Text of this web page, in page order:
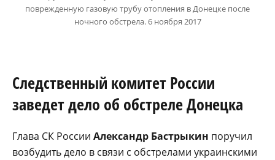
поврежденную газовую трубу отопления в Донецке после
ночного обстрела. 6 ноября 2017
Следственный комитет России
заведет дело об обстреле Донецка
Глава СК России Александр Бастрыкин поручил
возбудить дело в связи с обстрелами украинскими